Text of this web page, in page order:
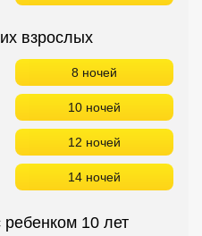
взрослых
8 ночей
10 ночей
12 ночей
14 ночей
10 лет